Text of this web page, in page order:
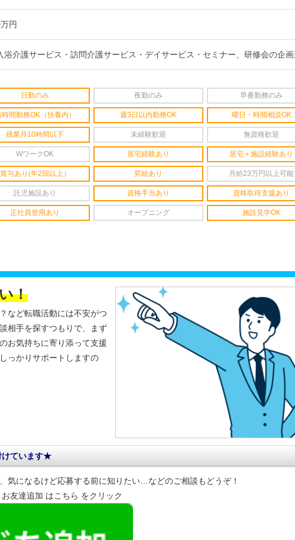
円
浴介護サービス・訪問介護サービス・デイサービス・セミナー、研修会の企
日勤のみ 夜勤のみ 早番勤務のみ
時間勤務OK（扶養内） 週3日以内勤務OK 曜日・時間相談OK
残業月10時間以下 未経験歓迎 無資格歓迎
WワークOK 居宅経験あり 居宅＋施設経験あり
賞与あり(年2回以上） 昇給あり 月給23万円以上可能
託児施設あり 資格手当あり 資格取得支援あり
正社員登用あり オープニング 施設見学OK
！
など転職活動には不安がつ
相手を探すつもりで、まず
お気持ちに寄り添って支援
っかりサポートしますの
けています★
気になるけど応募する前に知りたい…などのご相談もどうぞ！
友達追加 はこちら をクリック